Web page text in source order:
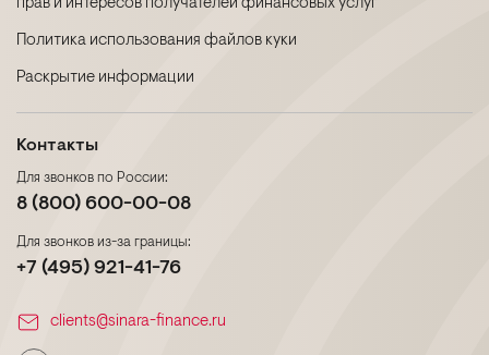
прав и интересов получателей финансовых услуг
Политика использования файлов куки
Раскрытие информации
Контакты
clients@sinara-finance.ru
Для звонков по России:
8 (800) 600-00-08
Для звонков из-за границы:
+7 (495) 921-41-76